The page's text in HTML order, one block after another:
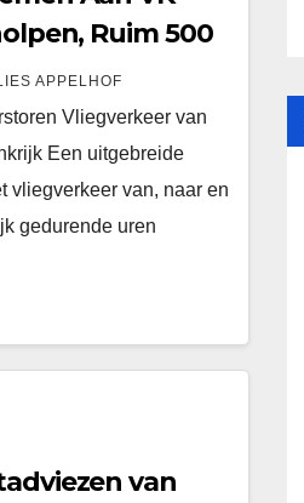
Ruim 500
APPELHOF
Vliegverkeer van
Een uitgebreide
vliegverkeer van, naar en
gedurende uren
van